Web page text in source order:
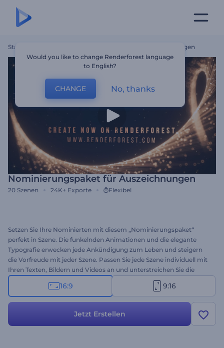
Startseite Nominierungspaket Für Auszeichnungen
Nominierungspaket für Auszeichnungen
20 Szenen 24K+ Exporte Flexibel
Setzen Sie Ihre Nominierten mit diesem „Nominierungspaket“
perfekt in Szene. Die funkelnden Animationen und die elegante
Typografie erwecken jede Ankündigung zum Leben und steigern
die Vorfreude mit jeder Szene. Passen Sie jede Szene individuell mit
Ihren Texten, Bildern und Videos an und unterstreichen Sie die
Stimmung mit Ihrem Voiceover und Ihrer Hintergrundmusik.
Fügen Sie außerdem Ihr Logo und Ihren Slogan für einen
Nominierungsankündigungen, Einladungen zu Preisverleihungen,
16:9 9:16
Jetzt Erstellen
Would you like to change Renderforest language
to English?
CHANGE No, thanks